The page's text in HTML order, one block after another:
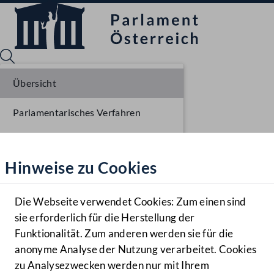
Hilfe
Benutzer
Navigationsmenü öffnen
MENÜ
Hinweise zu Cookies
Die Webseite verwendet Cookies: Zum einen sind
sie erforderlich für die Herstellung der
Funktionalität. Zum anderen werden sie für die
anonyme Analyse der Nutzung verarbeitet. Cookies
zu Analysezwecken werden nur mit Ihrem
Übersicht
Parlamentarisches Verfahren